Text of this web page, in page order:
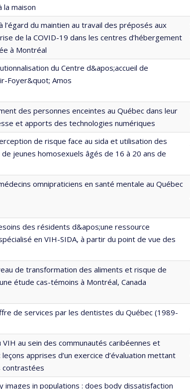
la maison
l’égard du maintien au travail des préposés aux
de la COVID-19 dans les centres d’hébergement
à Montréal
du Centre d&apos;accueil de
Foyer&quot; Amos
des personnes enceintes au Québec dans leur
et apports des technologies numériques
de risque face au sida et utilisation des
jeunes homosexuels âgés de 16 à 20 ans de
omnipraticiens en santé mentale au Québec
des résidents d&apos;une ressource
en VIH-SIDA, à partir du point de vue des
de transformation des aliments et risque de
étude cas-témoins à Montréal, Canada
de services par les dentistes du Québec (1989-
au sein des communautés caribéennes et
apprises d’un exercice d’évaluation mettant
contrastées
images in populations : does body dissatisfaction